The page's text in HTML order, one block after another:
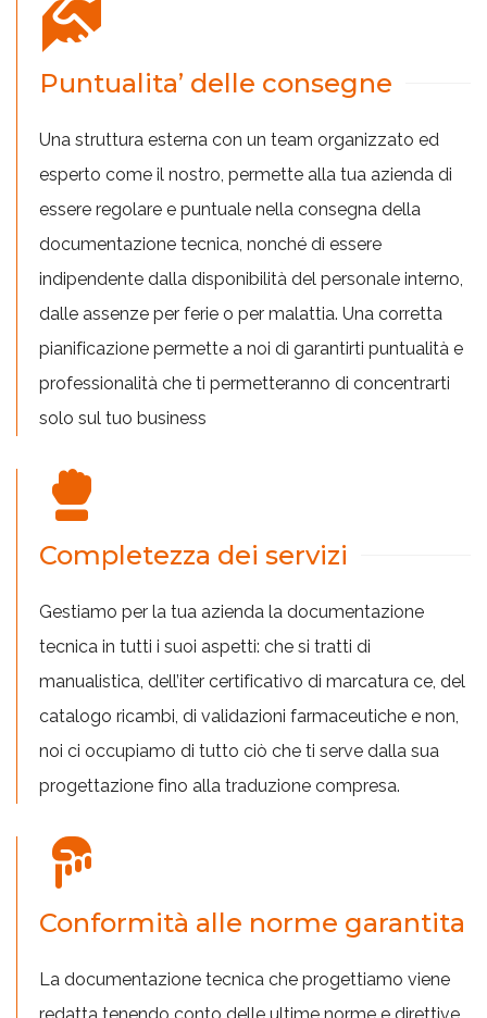
Puntualita’ delle consegne
Una struttura esterna con un team organizzato ed
esperto come il nostro, permette alla tua azienda di
essere regolare e puntuale nella consegna della
documentazione tecnica, nonché di essere
indipendente dalla disponibilità del personale interno,
dalle assenze per ferie o per malattia. Una corretta
pianificazione permette a noi di garantirti puntualità e
professionalità che ti permetteranno di concentrarti
solo sul tuo business
Completezza dei servizi
Gestiamo per la tua azienda la documentazione
tecnica in tutti i suoi aspetti: che si tratti di
manualistica, dell’iter certificativo di marcatura ce, del
catalogo ricambi, di validazioni farmaceutiche e non,
noi ci occupiamo di tutto ciò che ti serve dalla sua
progettazione fino alla traduzione compresa.
Conformità alle norme garantita
La documentazione tecnica che progettiamo viene